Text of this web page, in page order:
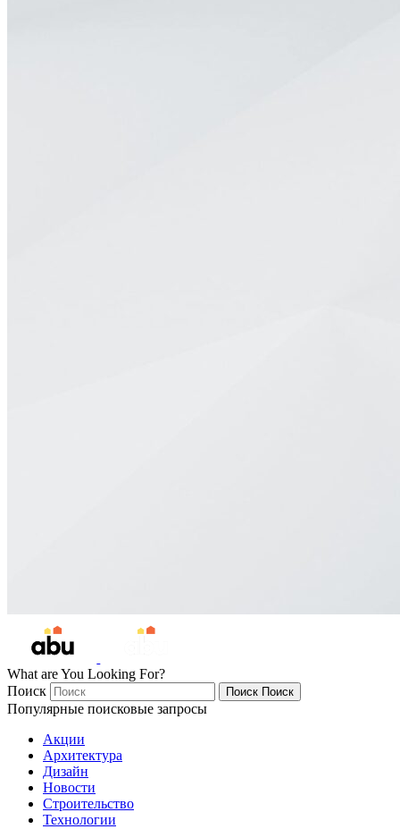
What are You Looking For?
Поиск
Поиск Поиск
Популярные поисковые запросы
Акции
Архитектура
Дизайн
Новости
Строительство
Технологии